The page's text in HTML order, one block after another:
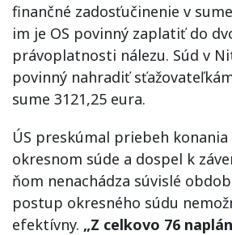
finančné zadosťučinenie v
im je OS povinný zaplatiť do
právoplatnosti nálezu. Súd v
povinný nahradiť
sume 3121,25 eura.
ÚS preskúmal priebeh
okresnom súde a dospel k
ňom nenachádza súvislé
postup okresného súdu
efektívny. „Z celkovo 76